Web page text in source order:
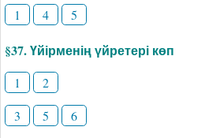
1 4 5
§37. Үйірменің үйретері көп
1
2
3
5 6